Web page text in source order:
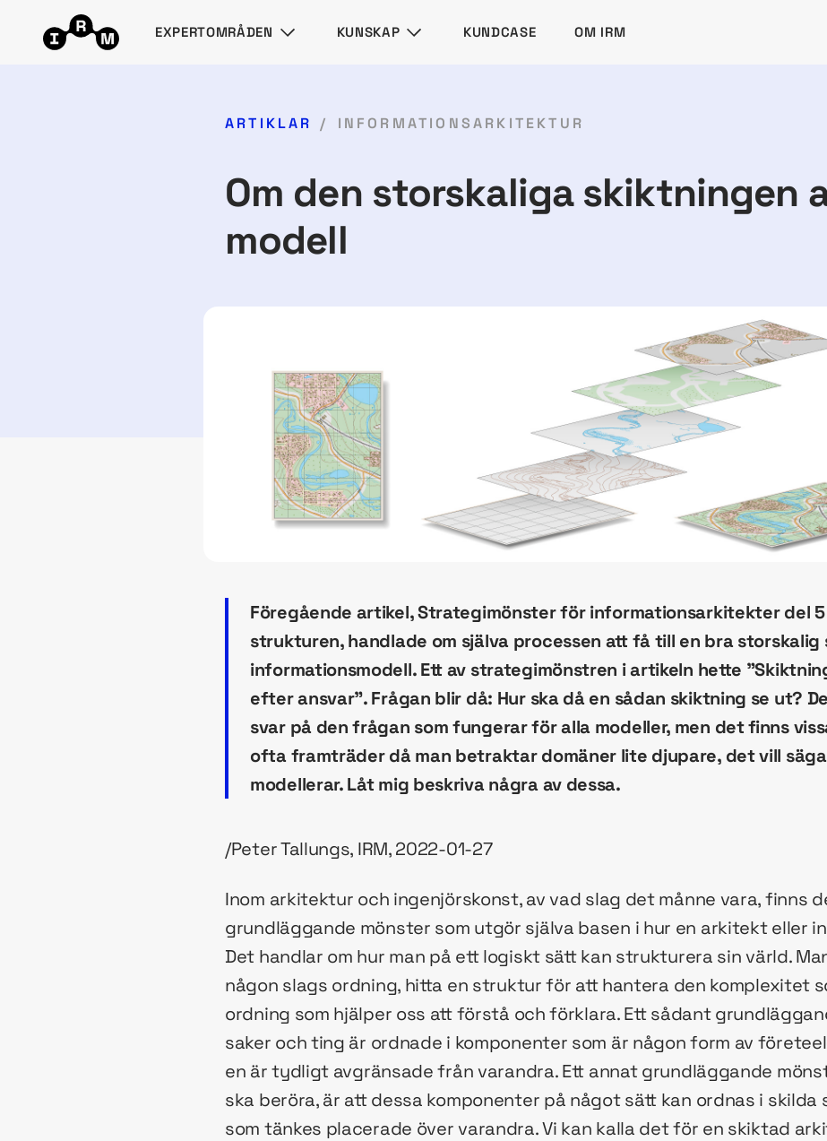
EXPERTOMRÅDEN KUNSKAP KUNDCASE OM IRM
ARTIKLAR INFORMATIONSARKITEKTUR
Om den storskaliga skiktningen
modell
Föregående artikel, Strategimönster för informationsarkitekter del 5
strukturen, handlade om själva processen att få till en bra
informationsmodell. Ett av strategimönstren i artikeln hette
efter ansvar”. Frågan blir då: Hur ska då en sådan skiktning se ut?
svar på den frågan som fungerar för alla modeller, men det finns
ofta framträder då man betraktar domäner lite djupare, det vill
modellerar. Låt mig beskriva några av dessa.
/Peter Tallungs, IRM, 2022-01-27
Inom arkitektur och ingenjörskonst, av vad slag det månne vara, finns
grundläggande mönster som utgör själva basen i hur en arkitekt eller
Det handlar om hur man på ett logiskt sätt kan strukturera sin värld.
någon slags ordning, hitta en struktur för att hantera den komplexitet
ordning som hjälper oss att förstå och förklara. Ett sådant
saker och ting är ordnade i komponenter som är någon form av
en är tydligt avgränsade från varandra. Ett annat grundläggande
ska beröra, är att dessa komponenter på något sätt kan ordnas i skilda
som tänkes placerade över varandra. Vi kan kalla det för en skiktad